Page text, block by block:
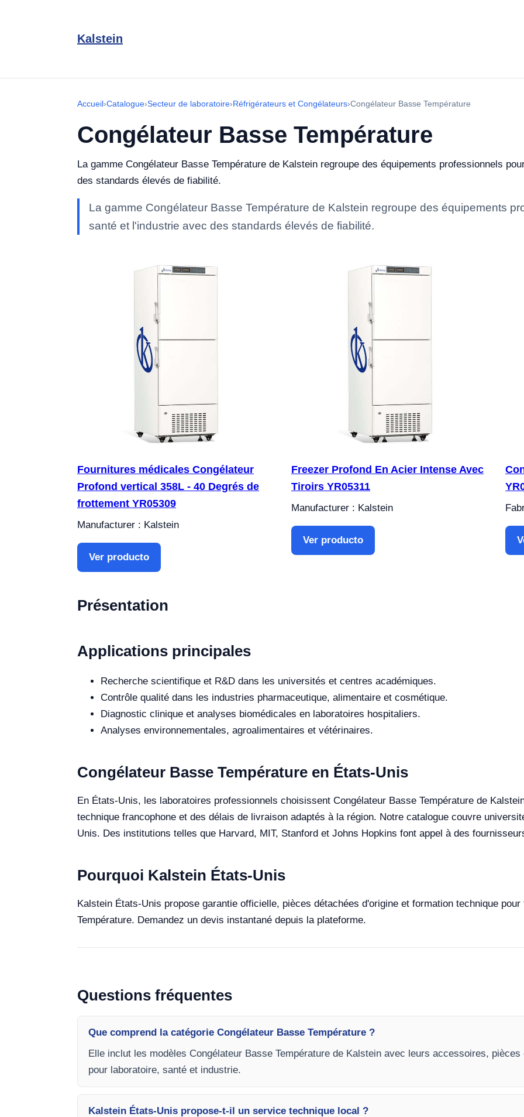
Kalstein
Accueil›Catalogue›Secteur de laboratoire›Réfrigérateurs et Congélateurs›Congélateur Basse Température
Congélateur Basse Température
La gamme Congélateur Basse Température de Kalstein regroupe des équipements professionnels
des standards élevés de fiabilité.
La gamme Congélateur Basse Température de Kalstein regroupe des équipements
santé et l'industrie avec des standards élevés de fiabilité.
Fournitures médicales Congélateur
Profond vertical 358L - 40 Degrés de
frottement YR05309
Manufacturer : Kalstein
Ver producto
Freezer Profond En Acier Intense Avec
Tiroirs YR05311
Manufacturer : Kalstein
Ver producto
Présentation
Applications principales
Recherche scientifique et R&D dans les universités et centres académiques.
Contrôle qualité dans les industries pharmaceutique, alimentaire et cosmétique.
Diagnostic clinique et analyses biomédicales en laboratoires hospitaliers.
Analyses environnementales, agroalimentaires et vétérinaires.
Congélateur Basse Température en États-Unis
En États-Unis, les laboratoires professionnels choisissent Congélateur Basse Température de
technique francophone et des délais de livraison adaptés à la région. Notre catalogue couvre
Unis. Des institutions telles que Harvard, MIT, Stanford et Johns Hopkins font appel à des
Pourquoi Kalstein États-Unis
Kalstein États-Unis propose garantie officielle, pièces détachées d'origine et formation technique
Température. Demandez un devis instantané depuis la plateforme.
Questions fréquentes
Que comprend la catégorie Congélateur Basse Température ?
Elle inclut les modèles Congélateur Basse Température de Kalstein avec leurs accessoires,
pour laboratoire, santé et industrie.
Kalstein États-Unis propose-t-il un service technique local ?